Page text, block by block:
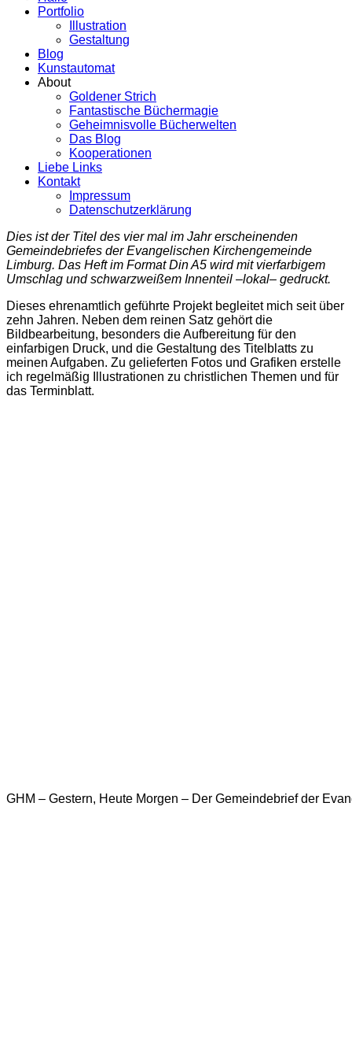
Portfolio
Illustration
Gestaltung
Blog
Kunstautomat
About
Goldener Strich
Fantastische Büchermagie
Geheimnisvolle Bücherwelten
Das Blog
Kooperationen
Liebe Links
Kontakt
Impressum
Datenschutzerklärung
Dies ist der Titel des vier mal im Jahr erscheinenden
Gemeindebriefes der Evangelischen Kirchengemeinde
Limburg. Das Heft im Format Din A5 wird mit vierfarbigem
Umschlag und schwarzweißem Innenteil –lokal– gedruckt.
Dieses ehrenamtlich geführte Projekt begleitet mich seit über
zehn Jahren. Neben dem reinen Satz gehört die
Bildbearbeitung, besonders die Aufbereitung für den
einfarbigen Druck, und die Gestaltung des Titelblatts zu
meinen Aufgaben. Zu gelieferten Fotos und Grafiken erstelle
ich regelmäßig Illustrationen zu christlichen Themen und für
das Terminblatt.
GHM – Gestern, Heute Morgen – Der Gemeindebrief der